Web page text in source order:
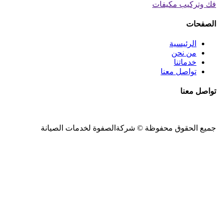
فك وتركيب مكيفات
الصفحات
الرئيسية
من نحن
خدماتنا
تواصل معنا
تواصل معنا
جميع الحقوق محفوظة © شركةالصفوة لخدمات الصيانة